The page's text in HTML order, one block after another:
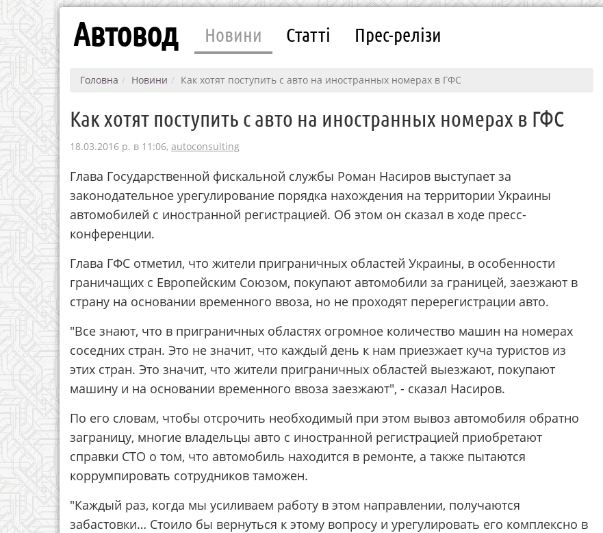
Автовод Новини Статті Прес-релізи
Головна Новини Как хотят поступить с авто на иностранных номерах в ГФС
Как хотят поступить с авто на иностранных номерах в ГФС
18.03.2016 р. в 11:06, autoconsulting
Глава Государственной фискальной службы Роман Насиров выступает за
законодательное урегулирование порядка нахождения на территории Украины
автомобилей с иностранной регистрацией. Об этом он сказал в ходе пресс-
конференции.
Глава ГФС отметил, что жители приграничных областей Украины, в особенности
граничащих с Европейским Союзом, покупают автомобили за границей, заезжают в
страну на основании временного ввоза, но не проходят перерегистрации авто.
"Все знают, что в приграничных областях огромное количество машин на номерах
соседних стран. Это не значит, что каждый день к нам приезжает куча туристов из
этих стран. Это значит, что жители приграничных областей выезжают, покупают
машину и на основании временного ввоза заезжают", - сказал Насиров.
По его словам, чтобы отсрочить необходимый при этом вывоз автомобиля обратно
заграницу, многие владельцы авто с иностранной регистрацией приобретают
справки СТО о том, что автомобиль находится в ремонте, а также пытаются
коррумпировать сотрудников таможен.
"Каждый раз, когда мы усиливаем работу в этом направлении, получаются
забастовки… Стоило бы вернуться к этому вопросу и урегулировать его комплексно в